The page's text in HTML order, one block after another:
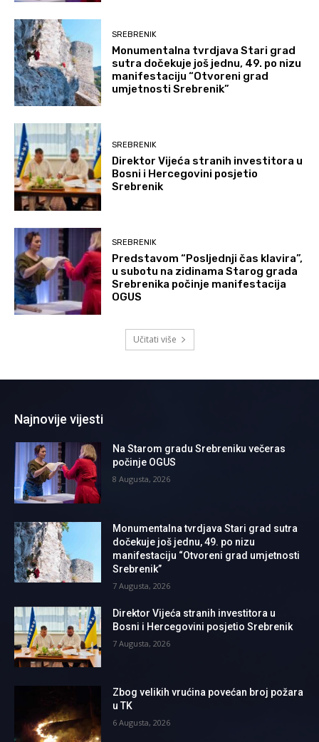
SREBRENIK
Monumentalna tvrdjava Stari grad
sutra dočekuje još jednu, 49. po nizu
manifestaciju “Otvoreni grad
umjetnosti Srebrenik”
SREBRENIK
Direktor Vijeća stranih investitora u
Bosni i Hercegovini posjetio
Srebrenik
SREBRENIK
Predstavom “Posljednji čas klavira”,
u subotu na zidinama Starog grada
Srebrenika počinje manifestacija
OGUS
Učitati više
Najnovije vijesti
Na Starom gradu Srebreniku večeras
počinje OGUS
8 Augusta, 2026
Monumentalna tvrdjava Stari grad sutra
dočekuje još jednu, 49. po nizu
manifestaciju “Otvoreni grad umjetnosti
Srebrenik”
7 Augusta, 2026
Direktor Vijeća stranih investitora u
Bosni i Hercegovini posjetio Srebrenik
7 Augusta, 2026
Zbog velikih vrućina povećan broj požara
u TK
6 Augusta, 2026